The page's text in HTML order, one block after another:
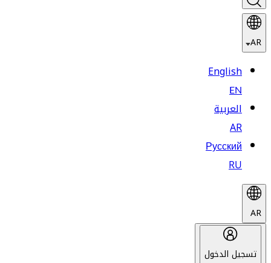
AR
English
EN
العربية
AR
Русский
RU
AR
تسجيل الدخول